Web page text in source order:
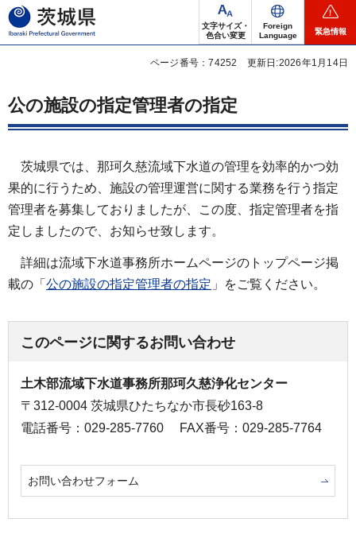
茨城県
文字サイズ・
色合い変更
Foreign
Language
緊急情報
ページ番号：74252 更新日:2026年1月14日
公の施設の指定管理者の指定
茨城県では、那珂久慈流域下水道の管理を効率的かつ効
果的に行うため、施設の管理運営に関する業務を行う指定
管理者を募集しておりましたが、この度、指定管理者を指
定しましたので、お知らせ致します。
詳細は流域下水道事務所ホームページのトップページ掲
載の「 公の施設の指定管理者の指定 」をご覧ください。
このページに関するお問い合わせ
土木部流域下水道事務所那珂久慈浄化センター
〒312-0004 茨城県ひたちなか市長砂163-8
電話番号：029-285-7760
FAX番号：029-285-7764
お問い合わせフォーム